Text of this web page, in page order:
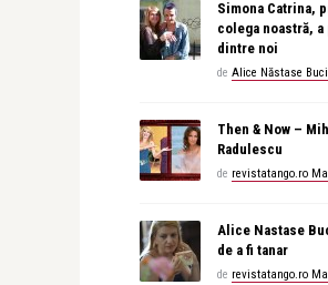
Simona Catrina,
colega noastră,
dintre noi
de Alice Năstase
Then & Now –
Radulescu
de revistatango.ro
Alice Nastase
de a fi tanar
de revistatango.ro